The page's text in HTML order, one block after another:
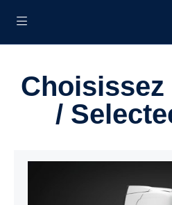
Choisissez la langue
/